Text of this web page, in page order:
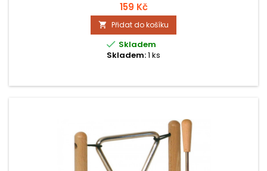
159 Kč
 Přidat do košíku
 Skladem
Skladem:1 ks